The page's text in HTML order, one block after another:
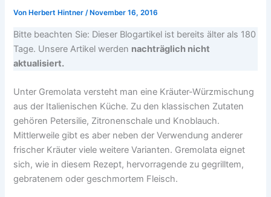
Von Herbert Hintner/ November 16, 2016
Bitte beachten Sie: Dieser Blogartikel ist bereits älter als 180
Tage. Unsere Artikel werden nachträglich nicht
aktualisiert.
Unter Gremolata versteht man eine Kräuter-Würzmischung
aus der Italienischen Küche. Zu den klassischen Zutaten
gehören Petersilie, Zitronenschale und Knoblauch.
Mittlerweile gibt es aber neben der Verwendung anderer
frischer Kräuter viele weitere Varianten. Gremolata eignet
sich, wie in diesem Rezept, hervorragende zu gegrilltem,
gebratenem oder geschmortem Fleisch.